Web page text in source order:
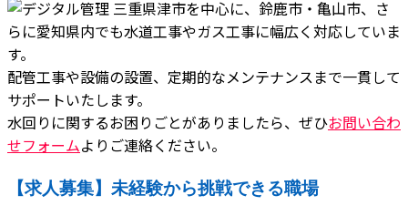
三重県津市を中心に、鈴鹿市・亀山市、さ
らに愛知県内でも水道工事やガス工事に幅広く対応していま
す。
配管工事や設備の設置、定期的なメンテナンスまで一貫して
サポートいたします。
水回りに関するお困りごとがありましたら、ぜひお問い合わ
せフォームよりご連絡ください。
【求人募集】未経験から挑戦できる職場